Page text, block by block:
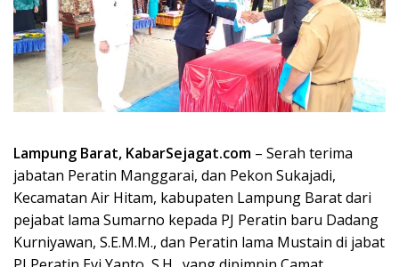
Lampung Barat, KabarSejagat.com – Serah terima
jabatan Peratin Manggarai, dan Pekon Sukajadi,
Kecamatan Air Hitam, kabupaten Lampung Barat dari
pejabat lama Sumarno kepada PJ Peratin baru Dadang
Kurniyawan, S.E.M.M., dan Peratin lama Mustain di jabat